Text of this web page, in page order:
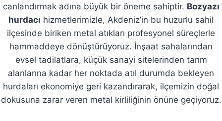
canlandırmak adına büyük bir öneme sahiptir. Bozyazı
hurdacı hizmetlerimizle, Akdeniz’in bu huzurlu sahil
ilçesinde biriken metal atıkları profesyonel süreçlerle
hammaddeye dönüştürüyoruz. İnşaat sahalarından
evsel tadilatlara, küçük sanayi sitelerinden tarım
alanlarına kadar her noktada atıl durumda bekleyen
hurdaları ekonomiye geri kazandırarak, ilçemizin doğal
dokusuna zarar veren metal kirliliğinin önüne geçiyoruz.